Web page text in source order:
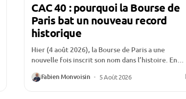
CAC 40 : pourquoi la Bourse de
Paris bat un nouveau record
historique
Hier (4 août 2026), la Bourse de Paris a une
nouvelle fois inscrit son nom dans l’histoire. En
franchissant un nouveau sommet historique,...
Fabien Monvoisin 5 Août 2026